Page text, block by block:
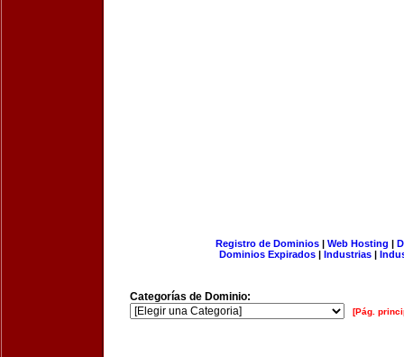
Registro de Dominios| Web Hosting |
Dominios Expirados | Industrias |
Categorías de Dominio:
[Pág.